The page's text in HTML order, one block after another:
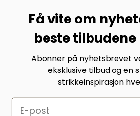
Bli medlem av Bystrikk-forumet
møt både designere og
andre Bystrikkere som deler
inspirasjon.
Bli medlem her.
Få vite om
beste tilbudene
Abonner på nyhetsbrevet
eksklusive tilbud og en
strikkeinspirasjon